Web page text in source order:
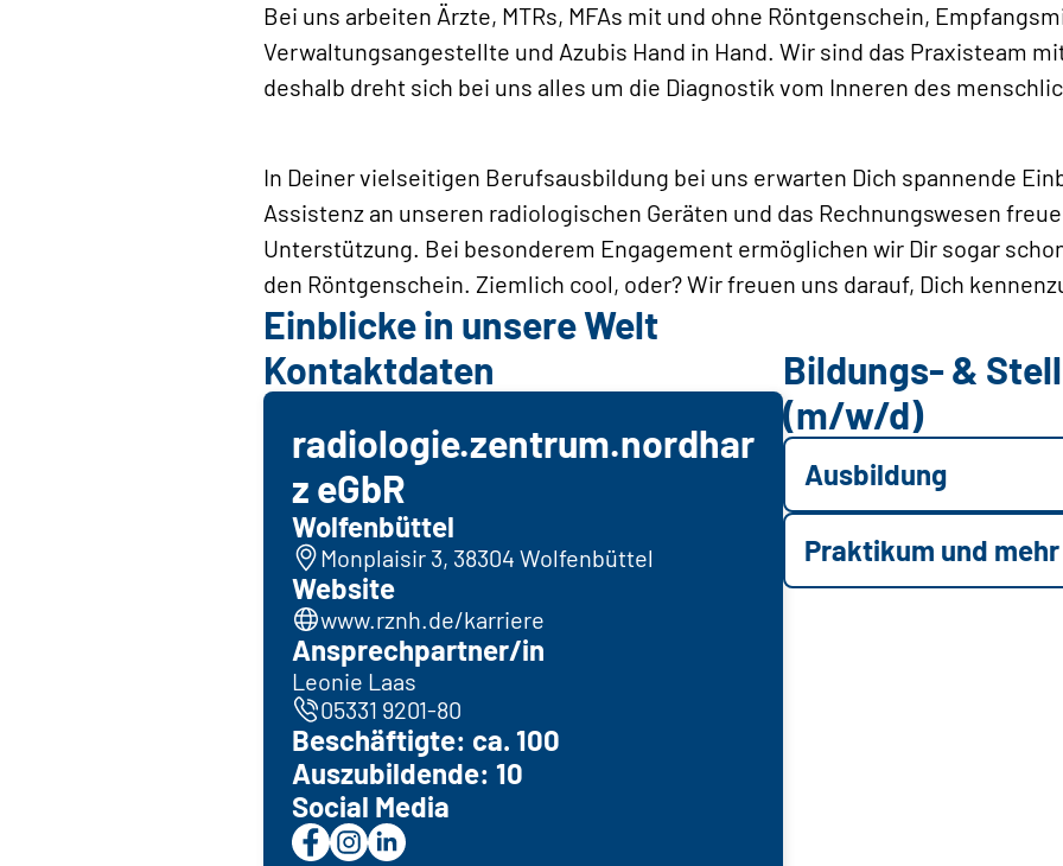
Bei uns arbeiten Ärzte, MTRs, MFAs mit und ohne Röntgenschein,
Verwaltungsangestellte und Azubis Hand in Hand. Wir sind das Praxisteam mit
deshalb dreht sich bei uns alles um die Diagnostik vom Inneren des
In Deiner vielseitigen Berufsausbildung bei uns erwarten Dich spannende
Assistenz an unseren radiologischen Geräten und das Rechnungswesen
Unterstützung. Bei besonderem Engagement ermöglichen wir Dir sogar
den Röntgenschein. Ziemlich cool, oder? Wir freuen uns darauf, Dich
Einblicke in unsere Welt
Kontaktdaten
radiologie.zentrum.nordhar
z eGbR
Wolfenbüttel
Monplaisir 3, 38304 Wolfenbüttel
Website
www.rznh.de/karriere
Ansprechpartner/in
Leonie Laas
05331 9201-80
Beschäftigte: ca. 100
Auszubildende: 10
Social Media
Bildungs- &
(m/w/d)
Ausbildung
Praktikum und mehr